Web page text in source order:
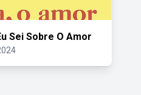
Sei Sobre O Amor